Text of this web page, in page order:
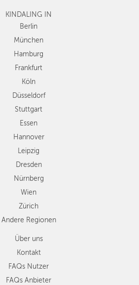
Köln
Düsseldorf
Stuttgart
Essen
Dresden
Nürnberg
Wien
Zürich
Andere
Regionen
KINDALING IN
Berlin
München
Hamburg
Frankfurt
Köln
Düsseldorf
Stuttgart
Essen
Hannover
Leipzig
Dresden
Nürnberg
Wien
Zürich
Andere Regionen
Über uns
Kontakt
FAQs Nutzer
FAQs Anbieter